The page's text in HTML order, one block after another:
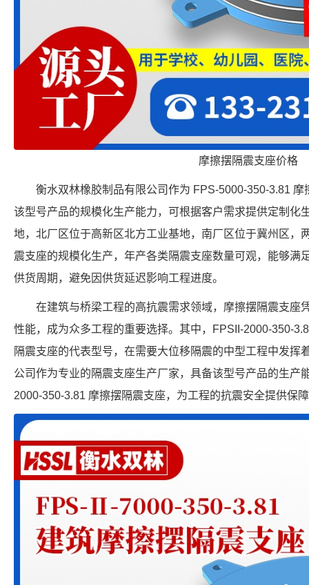
摩擦摆隔震支座价格
衡水双林橡胶制品有限公司作为 FPS-5000-350-3.81
该型号产品的规模化生产能力，可根据客户需求提供定制化
地，北厂区位于高新区北方工业基地，南厂区位于冀州区，
震支座的规模化生产，年产各类隔震支座数量可观，能够满
供货周期，避免因供货延迟影响工程进度。
在建筑与桥梁工程的高抗震需求领域，摩擦摆隔震支座
性能，成为众多工程的重要选择。其中，FPSII-2000-350-
隔震支座的代表型号，在需要大位移隔震的中型工程中发挥
公司作为专业的隔震支座生产厂家，具备该型号产品的生产
2000-350-3.81 摩擦摆隔震支座，为工程的抗震安全提供保